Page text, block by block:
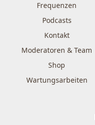
Frequenzen
Podcasts
Kontakt
Moderatoren & Team
Shop
Wartungsarbeiten